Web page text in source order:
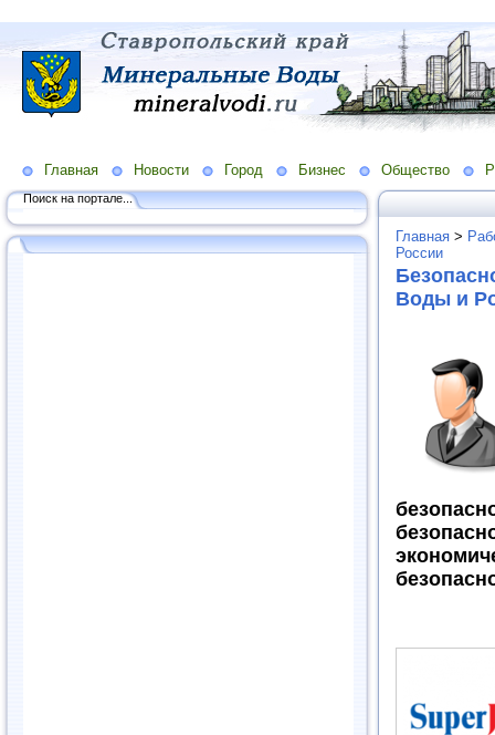
Главная Новости Город Бизнес Общество
Поиск на портале...
Главная >
России
Воды и